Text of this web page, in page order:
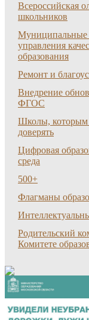
Всероссийская
школьников
Муниципальные
управления
образования
Ремонт и
Внедрение
ФГОС
Школы,
доверять
Цифровая
среда
500+
Флагманы
Родительский
Комитете